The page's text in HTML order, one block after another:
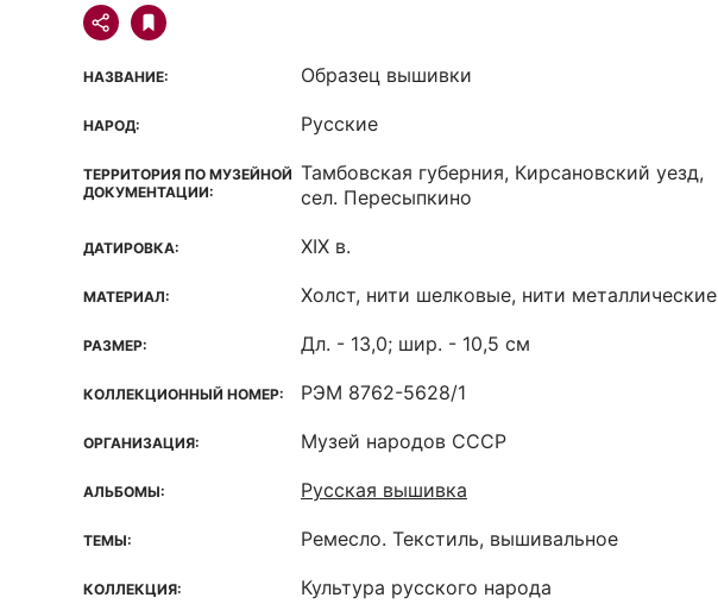
НАЗВАНИЕ: Образец вышивки
НАРОД: Русские
ТЕРРИТОРИЯ ПО МУЗЕЙНОЙ
ДОКУМЕНТАЦИИ:
Тамбовская губерния, Кирсановский уезд,
сел. Пересыпкино
ДАТИРОВКА: XIX в.
МАТЕРИАЛ: Холст, нити шелковые, нити металлические
РАЗМЕР: Дл. - 13,0; шир. - 10,5 см
КОЛЛЕКЦИОННЫЙ НОМЕР: РЭМ 8762-5628/1
ОРГАНИЗАЦИЯ: Музей народов СССР
АЛЬБОМЫ: Русская вышивка
ТЕМЫ: Ремесло. Текстиль, вышивальное
КОЛЛЕКЦИЯ: Культура русского народа